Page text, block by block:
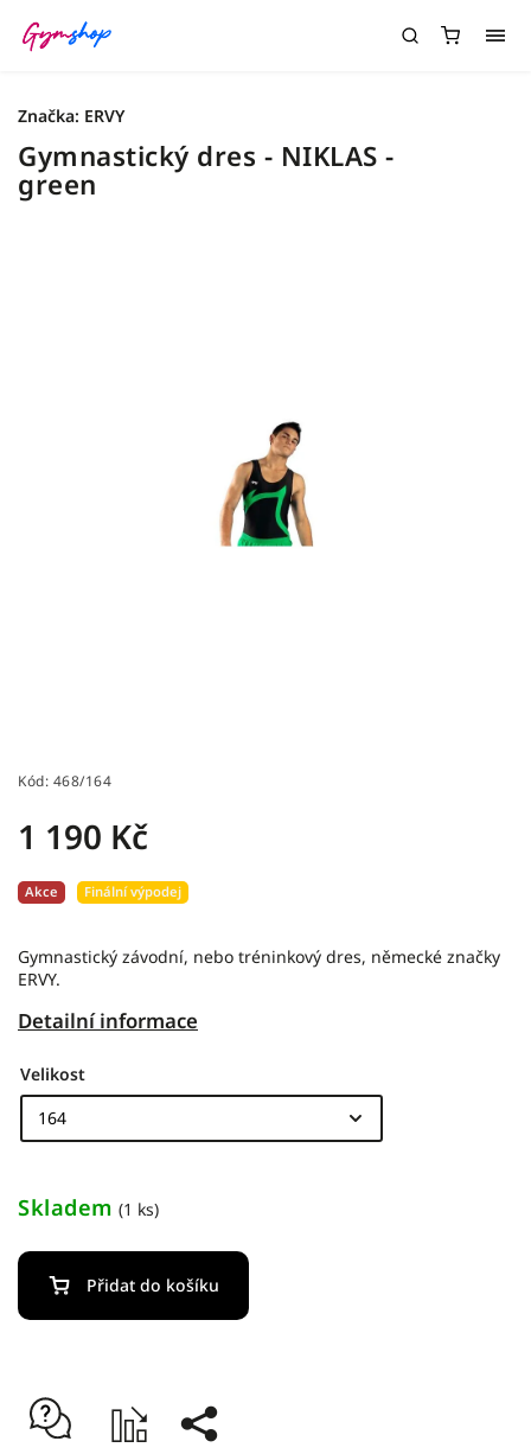
Gymnastický dres - NIKLAS -
green
Kód: 468/164
1 190 Kč
Gymnastický závodní, nebo tréninkový dres, německé značky
ERVY.
Detailní informace
Akce Finální výpodej
Značka: ERVY
Velikost
Skladem (1 ks)
Přidat do košíku